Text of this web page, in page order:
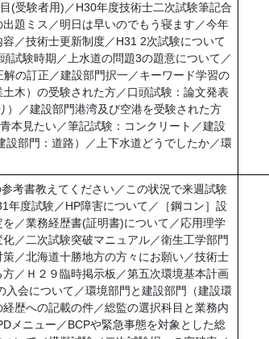
(受験者用)／H30年度技術士二次試験筆記合
題ミス／明日は早いのでもう寝ます／今年
／技術士更新制度／H31 2次試験について
試験時期／上水道の問題3の題意について／
の訂正／建設部門択一／キーワード学習の
木）の受験された方／口頭試験：論文発表
）／建設部門港湾及び空港を受験された方
本見たい／筆記試験：コンクリート／建設
部門：道路）／上下水道どうでしたか／環
考書教えてください／この状況で来週試験
年度試験／HP障害について／［鋼コン］設
／業務経歴書(証明書)について／応用理学
／二次試験突破マニュアル／衛生工学部門
／北海道十勝地方の方々にお願い／技術士
／Ｈ２９臨時掲示板／第五次環境基本計画
会について／環境部門と建設部門（建設環
歴への記載の件／総監の選択科目と業務内
メニュー／BCPや緊急事態を対象とした総